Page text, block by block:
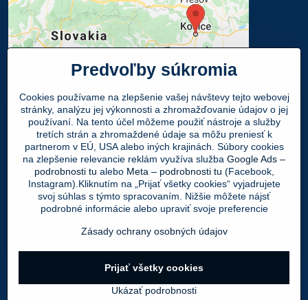
Osobný odber
Navštívte našu predajňu - SHOWROOM
Obuv LEON, Mlynská 21, 040 01 Košice
Váš Objednaný tovar si môžete ZADARMO
vyzdvihnúť v PO - PIA 9:00 - 17:00 hod.
©2026Copyright
Predvoľby súkromiaZásady ochrany osobných údajov
Vytvorené pomocou:BiznisWeb.sk
Predvoľby súkromia
Cookies používame na zlepšenie vašej návštevy tejto webovej
stránky, analýzu jej výkonnosti a zhromažďovanie údajov o jej
používaní. Na tento účel môžeme použiť nástroje a služby
tretích strán a zhromaždené údaje sa môžu preniesť k
partnerom v EÚ, USA alebo iných krajinách. Súbory cookies
na zlepšenie relevancie reklám využíva služba Google Ads –
podrobnosti tu alebo Meta – podrobnosti tu (Facebook,
Instagram).Kliknutím na „Prijať všetky cookies“ vyjadrujete
svoj súhlas s týmto spracovaním. Nižšie môžete nájsť
podrobné informácie alebo upraviť svoje preferencie
Zásady ochrany osobných údajov
Ukázať podrobnosti
Prijať všetky cookies